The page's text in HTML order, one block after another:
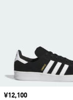
価格
¥12,100